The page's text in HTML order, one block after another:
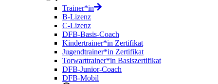
Trainer*in
B-Lizenz
C-Lizenz
DFB-Basis-Coach
Kindertrainer*in Zertifikat
Jugendtrainer*in Zertifikat
Torwarttrainer*in Basiszertifikat
DFB-Junior-Coach
DFB-Mobil